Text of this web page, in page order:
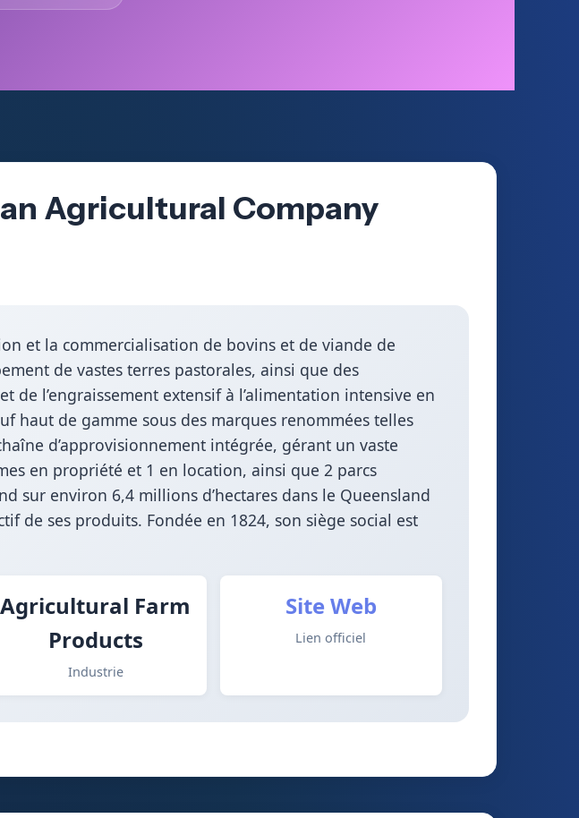
Agricultural Company
et la commercialisation de bovins et de viande de
de vastes terres pastorales, ainsi que des
l’engraissement extensif à l’alimentation intensive en
haut de gamme sous des marques renommées telles
d’approvisionnement intégrée, gérant un vaste
en propriété et 1 en location, ainsi que 2 parcs
sur environ 6,4 millions d’hectares dans le Queensland
de ses produits. Fondée en 1824, son siège social est
Agricultural Farm
Products
Industrie
Site Web
Lien officiel